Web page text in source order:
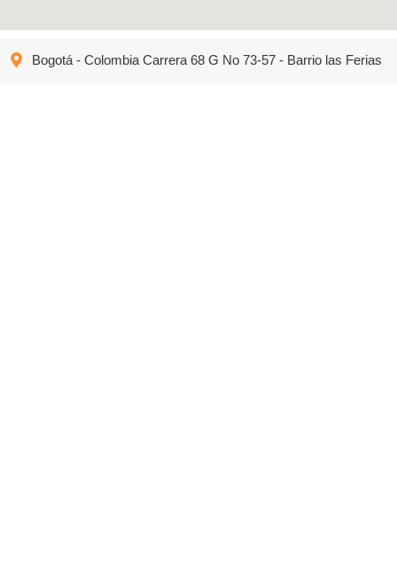
Bogotá - Colombia Carrera 68 G No 73-57 - Barrio las Ferias